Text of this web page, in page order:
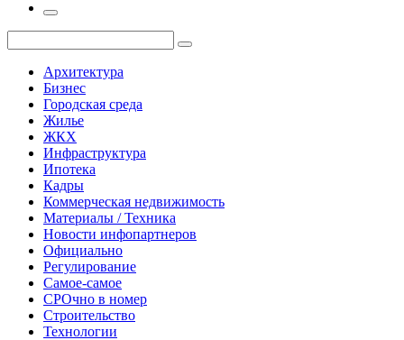
Архитектура
Бизнес
Городская среда
Жилье
ЖКХ
Инфраструктура
Ипотека
Кадры
Коммерческая недвижимость
Материалы / Техника
Новости инфопартнеров
Официально
Регулирование
Самое-самое
СРОчно в номер
Строительство
Технологии